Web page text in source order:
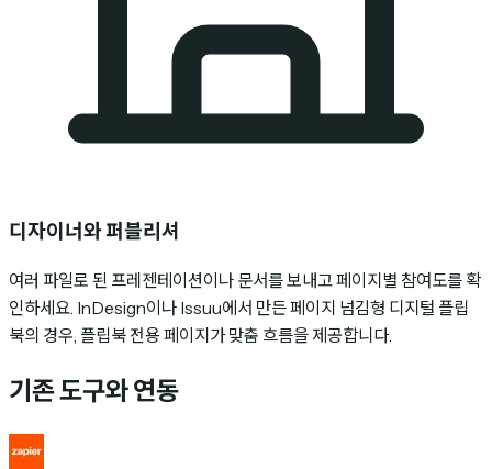
디자이너와 퍼블리셔
여러 파일로 된 프레젠테이션이나 문서를 보내고 페이지별 참여도를 확
인하세요. InDesign이나 Issuu에서 만든 페이지 넘김형 디지털 플립
북의 경우, 플립북 전용 페이지가 맞춤 흐름을 제공합니다.
기존 도구와 연동